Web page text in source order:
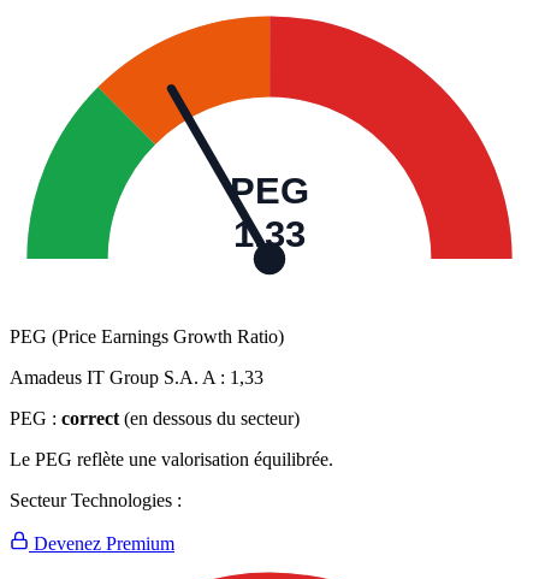
PEG
1,33
PEG (Price Earnings Growth Ratio)
Amadeus IT Group S.A. A : 1,33
PEG : correct (en dessous du secteur)
Le PEG reflète une valorisation équilibrée.
Secteur Technologies :
Devenez Premium